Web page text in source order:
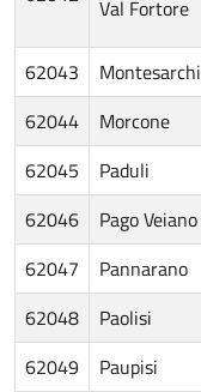
Val Fortore
62043
62044
Morcone
62045
Paduli
62046
Pago Veiano
62047
Pannarano
62048
Paolisi
62049
Paupisi